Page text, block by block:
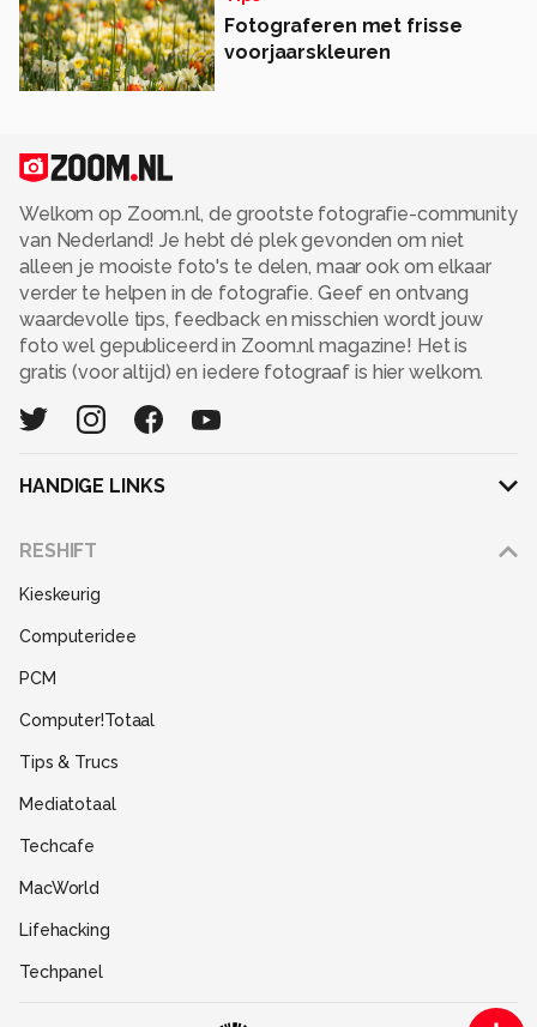
Fotograferen met frisse
voorjaarskleuren
Welkom op Zoom.nl, de grootste fotografie-community
van Nederland! Je hebt dé plek gevonden om niet
alleen je mooiste foto's te delen, maar ook om elkaar
verder te helpen in de fotografie. Geef en ontvang
waardevolle tips, feedback en misschien wordt jouw
foto wel gepubliceerd in Zoom.nl magazine! Het is
gratis (voor altijd) en iedere fotograaf is hier welkom.
HANDIGE LINKS
RESHIFT
Kieskeurig
Computeridee
PCM
Computer!Totaal
Tips & Trucs
Mediatotaal
Techcafe
MacWorld
Lifehacking
Techpanel